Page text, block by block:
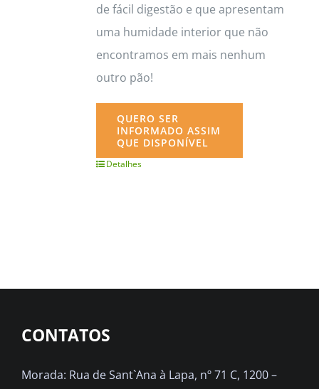
de fácil digestão e que apresentam
uma humidade interior que não
encontramos em mais nenhum
outro pão!
QUERO SER
INFORMADO ASSIM
QUE DISPONÍVEL
Detalhes
CONTATOS
Morada: Rua de Sant`Ana à Lapa, nº 71 C, 1200 –